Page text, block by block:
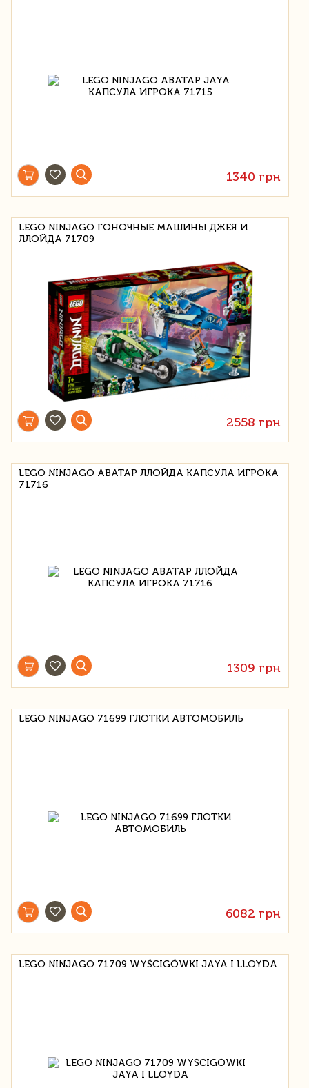
1340 грн
LEGO NINJAGO ГОНОЧНЫЕ МАШИНЫ ДЖЕЯ И
ЛЛОЙДА 71709
2558 грн
LEGO NINJAGO АВАТАР ЛЛОЙДА КАПСУЛА ИГРОКА
71716
1309 грн
LEGO NINJAGO 71699 ГЛОТКИ АВТОМОБИЛЬ
6082 грн
LEGO NINJAGO 71709 WYŚCIGÓWKI JAYA I LLOYDA